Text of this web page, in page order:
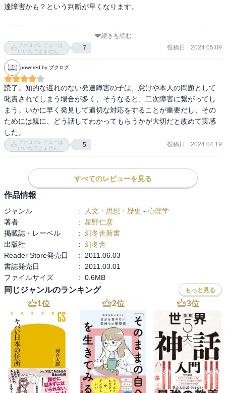
達障害かも？という判断が早くなります。
にその通りだ。授業中歩き回る子をやみくもに叱りつけてもあまり
意味はない。早期に治療を開始すれば改善の可能性が高くなる。
ただし、すでに大人になってしまった人には少し辛い内容かも知れ
ない。
続きを読む
ブクログレビューは
いいねできません
7 投稿日 : 2024.05.09
powered by ブクログ
読了。知的な遅れのない発達障害の子は、怠けや本人の問題として
叱責されてしまう場合が多く、そうなると、二次障害に繋がってし
まう。いかに早く発見して適切な対応をすることが重要だし、その
ためには親に、どう話してわかってもらうかが大切だと改めて実感
した。
ブクログレビューは
いいねできません
5 投稿日 : 2024.04.19
すべてのレビューを見る
作品情報
ジャンル : 人文・思想・歴史 - 心理学
著者
: 星野仁彦
掲載誌・レーベル
: 幻冬舎新書
出版社
: 幻冬舎
Reader Store発売日
:
2011.06.03
書誌発売日
:
2011.03.01
ファイルサイズ
: 0.6MB
同じジャンルのランキング もっと見る
1位 2位 3位